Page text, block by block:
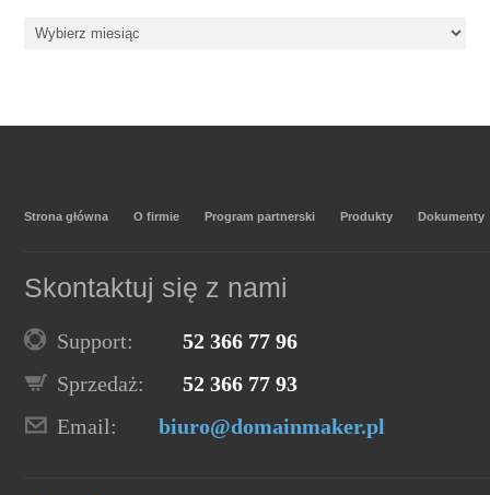
Strona główna O firmie Program partnerski Produkty Dokumenty
Skontaktuj się z nami
Support:
52 366 77 96
Sprzedaż:
52 366 77 93
Email:
biuro@domainmaker.pl